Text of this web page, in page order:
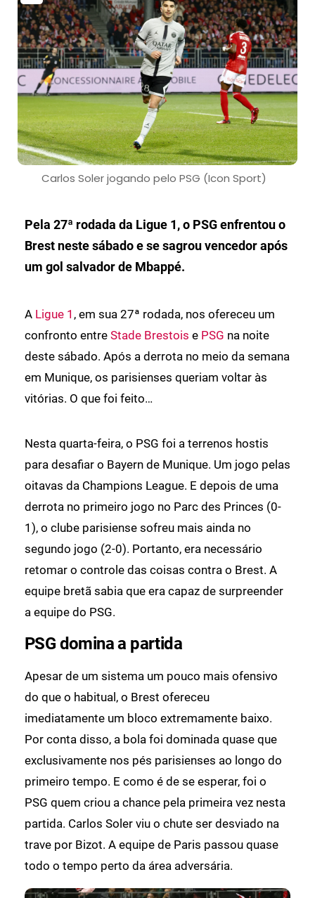
Carlos Soler jogando pelo PSG (Icon Sport)
Pela 27ª rodada da Ligue 1, o PSG enfrentou o
Brest neste sábado e se sagrou vencedor após
um gol salvador de Mbappé.
A Ligue 1 , em sua 27ª rodada, nos ofereceu um
confronto entre Stade Brestois e PSG na noite
deste sábado. Após a derrota no meio da semana
em Munique, os parisienses queriam voltar às
vitórias. O que foi feito…
Nesta quarta-feira, o PSG foi a terrenos hostis
para desafiar o Bayern de Munique. Um jogo pelas
oitavas da Champions League. E depois de uma
derrota no primeiro jogo no Parc des Princes (0-
1), o clube parisiense sofreu mais ainda no
segundo jogo (2-0). Portanto, era necessário
retomar o controle das coisas contra o Brest. A
equipe bretã sabia que era capaz de surpreender
a equipe do PSG.
PSG domina a partida
Apesar de um sistema um pouco mais ofensivo
do que o habitual, o Brest ofereceu
imediatamente um bloco extremamente baixo.
Por conta disso, a bola foi dominada quase que
exclusivamente nos pés parisienses ao longo do
primeiro tempo. E como é de se esperar, foi o
PSG quem criou a chance pela primeira vez nesta
partida. Carlos Soler viu o chute ser desviado na
trave por Bizot. A equipe de Paris passou quase
todo o tempo perto da área adversária.